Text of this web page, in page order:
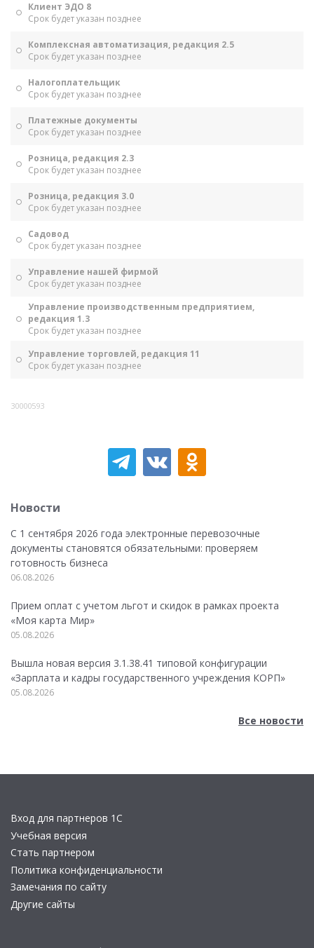
Клиент ЭДО 8
Срок будет указан позднее
Комплексная автоматизация, редакция 2.5
Срок будет указан позднее
Налогоплательщик
Срок будет указан позднее
Платежные документы
Срок будет указан позднее
Розница, редакция 2.3
Срок будет указан позднее
Розница, редакция 3.0
Срок будет указан позднее
Садовод
Срок будет указан позднее
Управление нашей фирмой
Срок будет указан позднее
Управление производственным предприятием,
редакция 1.3
Срок будет указан позднее
Управление торговлей, редакция 11
Срок будет указан позднее
30000593
Новости
С 1 сентября 2026 года электронные перевозочные
документы становятся обязательными: проверяем
готовность бизнеса
06.08.2026
Прием оплат с учетом льгот и скидок в рамках проекта
«Моя карта Мир»
05.08.2026
Вышла новая версия 3.1.38.41 типовой конфигурации
«Зарплата и кадры государственного учреждения КОРП»
05.08.2026
Все новости
Вход для партнеров 1С
Учебная версия
Стать партнером
Политика конфиденциальности
Замечания по сайту
Другие сайты